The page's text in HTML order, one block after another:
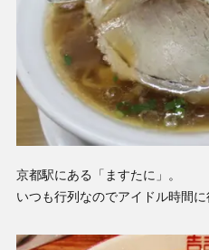
京都駅にある「ますたに」。
いつも行列なのでアイドル時間に